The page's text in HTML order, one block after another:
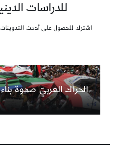
للدراسات
اشترك للحصول على أحدث التدوينات
الحراك العربيّ صحوة بناء